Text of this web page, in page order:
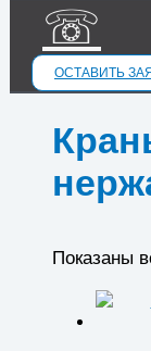
☏
ОСТАВИТЬ
Показаны